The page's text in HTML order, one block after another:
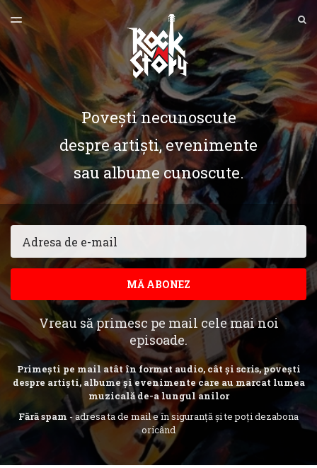
ULTIMA EDIȚIE
ARHIVE
TOGGLE
MENU
Povești necunoscute
despre artiști, evenimente
sau albume cunoscute.
MĂ ABONEZ
Vreau să primesc pe mail cele mai noi
episoade.
Primești pe mail atât în format audio, cât și scris, povești
despre artiști, albume și evenimente care au marcat lumea
muzicală de-a lungul anilor
Fără spam - adresa ta de mail e în siguranță și te poți dezabona
oricând